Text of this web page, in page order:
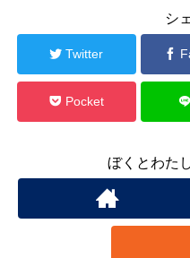
シ
Twitter
Pocket
ぼくとわた